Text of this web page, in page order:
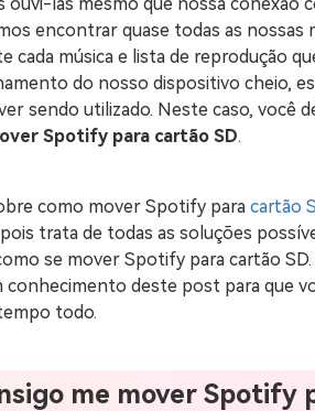
encontrar quase todas as nossas
música e lista de reprodução
do nosso dispositivo cheio,
sendo utilizado. Neste caso, você
Spotify para cartão SD.
como mover Spotify paracartão
trata de todas as soluções
se mover Spotify para cartão
conhecimento deste post para que
todo.
me mover Spotify